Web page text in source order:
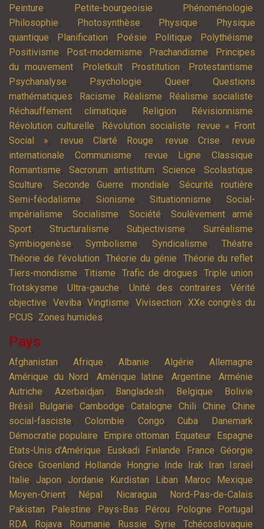
Peinture, Petite-bourgeoisie, Phénoménologie,
Philosophie, Photosynthèse, Physique,
Physique
quantique, Planification, Poésie, Politique, Polythéisme,
Positivisme, Post-modernisme, Prachandisme,
Principes
du mouvement, Proletkult, Prostitution, Protestantisme,
Psychanalyse, Psychologie, Queer,Questions
mathématiques, Racisme, Réalisme, Réalisme socialiste,
Réchauffement climatique, Religion, Révisionnisme,
Révolution culturelle, Révolution socialiste,revue « Front
Social », revue Clarté Rouge, revue Crise, revue
internationale Communisme, revue Ligne Classique,
Romantisme,Sacrorum antistitum, Science, Scolastique,
Sculture, Seconde Guerre mondiale,Sécurité routière,
Semi-féodalisme, Sionisme,Situationnisme,Social-
impérialisme,Socialisme, Société, Soulèvement armé,
Sport, Structuralisme,Subjectivisme,Surréalisme,
Symbiogenèse,Symbolisme, Syndicalisme,Théatre,
Théorie de l'évolution,Théorie du génie, Théorie du reflet,
Tiers-mondisme, Titisme,Trafic de drogues,Triple union,
Trotskysme,Ultra-gauche, Unité des contraires,Vérité
objective, Veviba,Vingtisme,Vivisection, XXe congrès du
PCUS, Zones humides,
Pays
Afghanistan, Afrique, Albanie, Algérie, Allemagne,
Amérique du Nord , Amérique latine, Argentine, Arménie,
Autriche, Azerbaïdjan, Bangladesh, Belgique, Bolivie,
Brésil , Bulgarie, Cambodge, Catalogne, Chili, Chine, Chine
social-fasciste, Colombie, Congo,Cuba, Danemark,
Démocratie populaire, Empire ottoman, Equateur, Espagne,
Etats-Unis d'Amérique, Euskadi, Finlande, France,Géorgie,
Grèce, Groenland , Hollande, Hongrie, Inde, Irak, Iran, Israël ,
Italie, Japon, Jordanie, Kurdistan, Liban, Maroc, Mexique,
Moyen-Orient, Népal , Nicaragua, Nord-Pas-de-Calais,
Pakistan, Palestine, Pays-Bas, Pérou, Pologne, Portugal ,
RDA, Rojava, Roumanie, Russie, Syrie, Tchécoslovaquie,